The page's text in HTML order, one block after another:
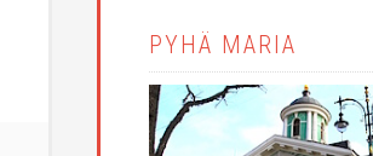
PYHÄ MARIA